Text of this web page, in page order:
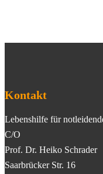
Kontakt
Lebenshilfe für
C/O
Prof. Dr. Heiko Schrader
Saarbrücker Str. 16